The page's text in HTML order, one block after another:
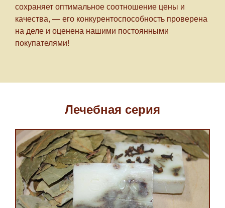
сохраняет оптимальное соотношение цены и
качества, — его конкурентоспособность проверена
на деле и оценена нашими постоянными
покупателями!
Лечебная серия